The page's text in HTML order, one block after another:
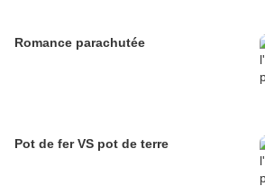
Romance parachutée
Pot de fer VS pot de terre